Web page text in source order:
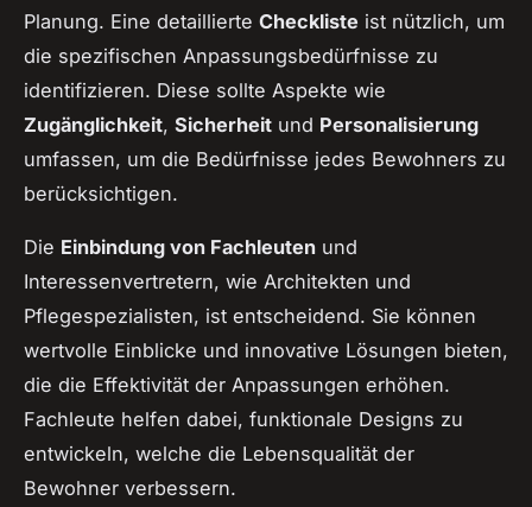
Planung. Eine detaillierte Checkliste ist nützlich, um
die spezifischen Anpassungsbedürfnisse zu
identifizieren. Diese sollte Aspekte wie
Zugänglichkeit, Sicherheit und Personalisierung
umfassen, um die Bedürfnisse jedes Bewohners zu
berücksichtigen.
Die Einbindung von Fachleuten und
Interessenvertretern, wie Architekten und
Pflegespezialisten, ist entscheidend. Sie können
wertvolle Einblicke und innovative Lösungen bieten,
die die Effektivität der Anpassungen erhöhen.
Fachleute helfen dabei, funktionale Designs zu
entwickeln, welche die Lebensqualität der
Bewohner verbessern.